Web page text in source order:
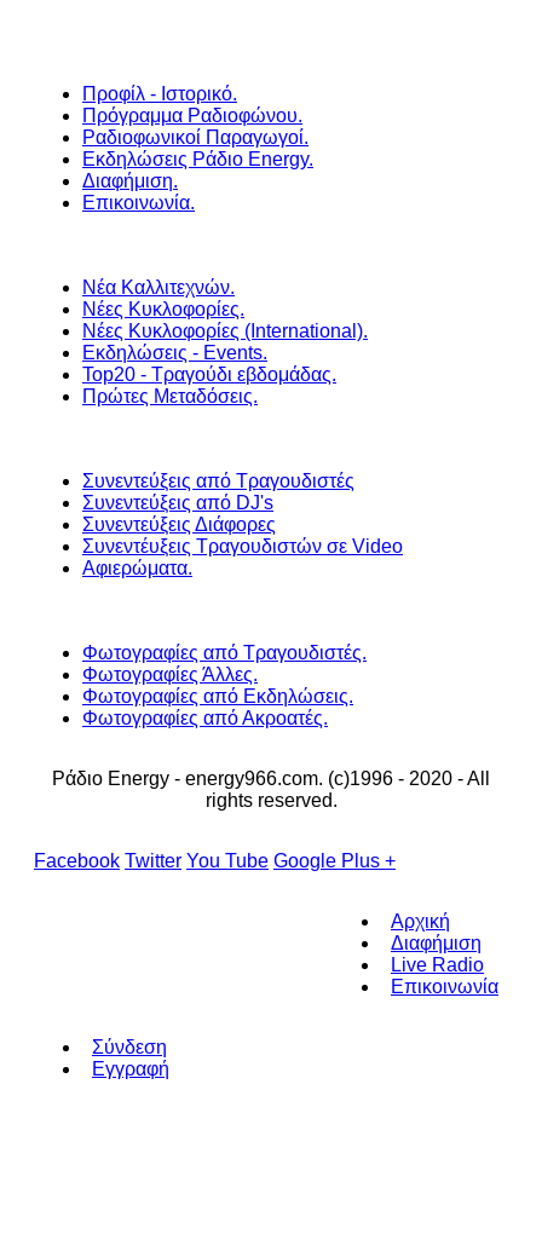
Προφίλ - Ιστορικό.
Πρόγραμμα Ραδιοφώνου.
Ραδιοφωνικοί Παραγωγοί.
Εκδηλώσεις Ράδιο Energy.
Διαφήμιση.
Επικοινωνία.
Νέα Καλλιτεχνών.
Νέες Κυκλοφορίες.
Νέες Κυκλοφορίες (International).
Εκδηλώσεις - Events.
Top20 - Τραγούδι εβδομάδας.
Πρώτες Μεταδόσεις.
Συνεντεύξεις από Τραγουδιστές
Συνεντεύξεις από DJ's
Συνεντεύξεις Διάφορες
Συνεντέυξεις Τραγουδιστών σε Video
Αφιερώματα.
Φωτογραφίες από Τραγουδιστές.
Φωτογραφίες Άλλες.
Φωτογραφίες από Εκδηλώσεις.
Φωτογραφίες από Ακροατές.
Ράδιο Energy - energy966.com. (c)1996 - 2020 - All
rights reserved.
Facebook Twitter You Tube Google Plus +
Αρχική
Διαφήμιση
Live Radio
Επικοινωνία
Σύνδεση
Εγγραφή